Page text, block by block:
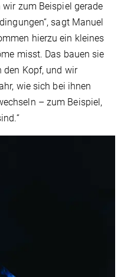
zum Beispiel gerade
sagt Manuel
hierzu ein kleines
misst. Das bauen sie
den Kopf, und wir
wie sich bei ihnen
– zum Beispiel,